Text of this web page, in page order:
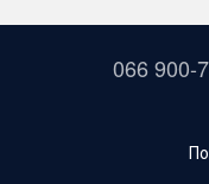
066 900-